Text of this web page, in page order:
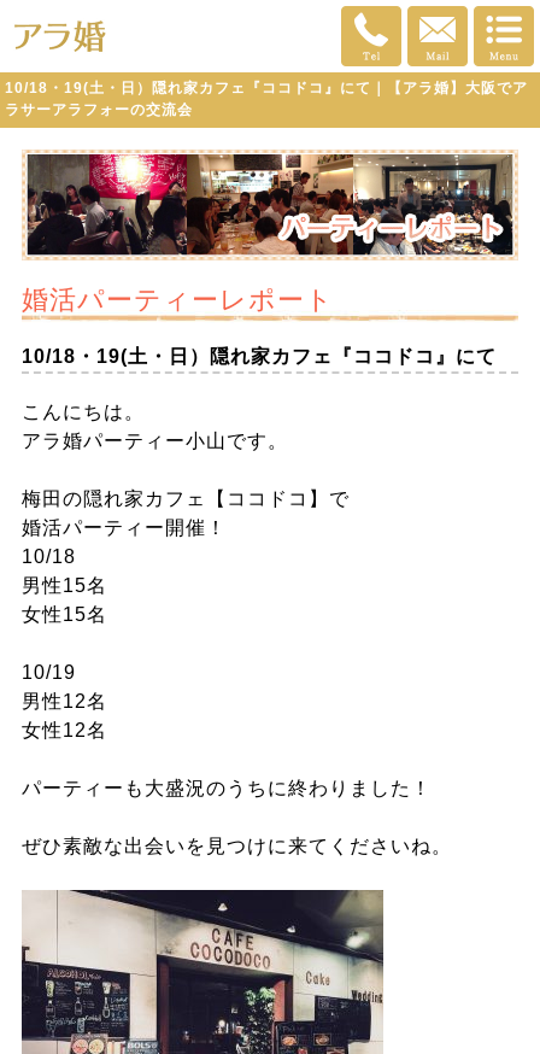
10/18・19(土・日）隠れ家カフェ『ココドコ』にて｜【アラ婚】大阪でア
ラサーアラフォーの交流会
婚活パーティーレポート
10/18・19(土・日）隠れ家カフェ『ココドコ』にて
こんにちは。
アラ婚パーティー小山です。
梅田の隠れ家カフェ【ココドコ】で
婚活パーティー開催！
10/18
男性15名
女性15名
10/19
男性12名
女性12名
パーティーも大盛況のうちに終わりました！
ぜひ素敵な出会いを見つけに来てくださいね。